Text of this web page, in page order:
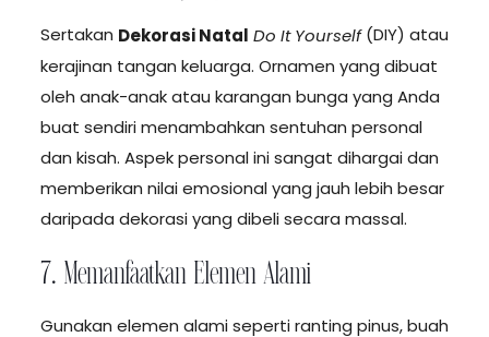
Sertakan Dekorasi Natal Do It Yourself(DIY) atau
kerajinan tangan keluarga. Ornamen yang dibuat
oleh anak-anak atau karangan bunga yang Anda
buat sendiri menambahkan sentuhan personal
dan kisah. Aspek personal ini sangat dihargai dan
memberikan nilai emosional yang jauh lebih besar
daripada dekorasi yang dibeli secara massal.
7. Memanfaatkan Elemen Alami
Gunakan elemen alami seperti ranting pinus, buah